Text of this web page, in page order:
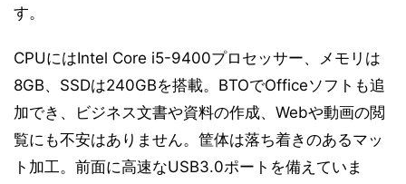
す。
CPUにはIntel Core i5-9400プロセッサー、メモリは
8GB、SSDは240GBを搭載。BTOでOfficeソフトも追
加でき、ビジネス文書や資料の作成、Webや動画の閲
覧にも不安はありません。筐体は落ち着きのあるマッ
ト加工。前面に高速なUSB3.0ポートを備えていま